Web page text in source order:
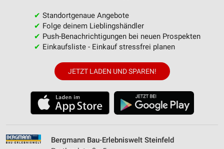
✔ Standortgenaue Angebote
✔ Folge deinem Lieblingshändler
✔ Push-Benachrichtigungen bei neuen Prospekten
✔ Einkaufsliste - Einkauf stressfrei planen
JETZT LADEN UND SPAREN!
Bergmann Bau-Erlebniswelt Steinfeld